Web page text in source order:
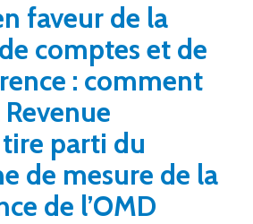
faveur de la
comptes et de
: comment
parti du
de mesure de la
de l’OMD